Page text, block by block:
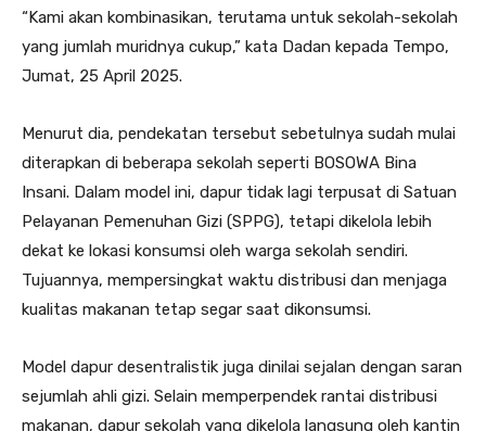
“Kami akan kombinasikan, terutama untuk sekolah-sekolah
yang jumlah muridnya cukup,” kata Dadan kepada Tempo,
Jumat, 25 April 2025.
Menurut dia, pendekatan tersebut sebetulnya sudah mulai
diterapkan di beberapa sekolah seperti BOSOWA Bina
Insani. Dalam model ini, dapur tidak lagi terpusat di Satuan
Pelayanan Pemenuhan Gizi (SPPG), tetapi dikelola lebih
dekat ke lokasi konsumsi oleh warga sekolah sendiri.
Tujuannya, mempersingkat waktu distribusi dan menjaga
kualitas makanan tetap segar saat dikonsumsi.
Model dapur desentralistik juga dinilai sejalan dengan saran
sejumlah ahli gizi. Selain memperpendek rantai distribusi
makanan, dapur sekolah yang dikelola langsung oleh kantin